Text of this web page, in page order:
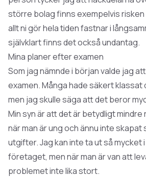
större bolag finns exempelvis
allt ni gör hela tiden fastnar i
självklart finns det också undantag.
Mina planer efter examen
Som jag nämnde i början valde jag
examen. Många hade säkert klassat
men jag skulle säga att det beror
Min syn är att det är betydligt
när man är ung och ännu inte
utgifter. Jag kan inte ta ut så mycket
företaget, men när man är van att
problemet inte lika stort.